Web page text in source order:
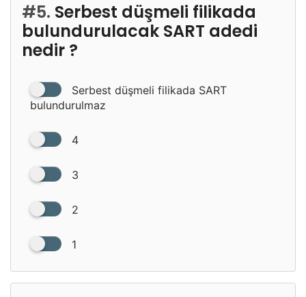
#5. Serbest düşmeli filikada
bulundurulacak SART adedi
nedir ?
Serbest düşmeli filikada SART
bulundurulmaz
4
3
2
1